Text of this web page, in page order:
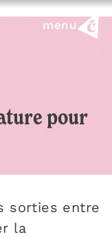
menu
pour
sorties entre
la